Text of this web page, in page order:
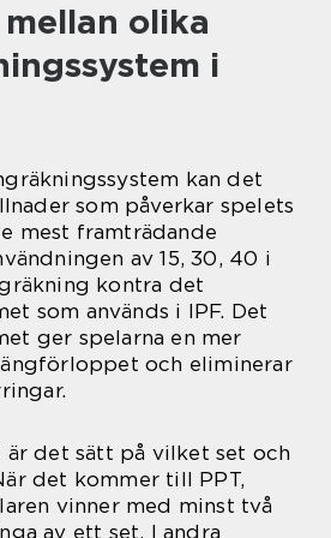
olika
i
kan det
som påverkar spelets
mest framträdande
av 15, 30, 40 i
kontra det
som används i IPF. Det
ger spelarna en mer
och eliminerar
är det sätt på vilket set och
det kommer till PPT,
vinner med minst två
av ett set. I andra